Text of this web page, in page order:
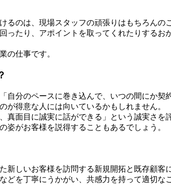
るのは、現場スタッフの頑張りはもちろんの
ったり、アポイントを取ってくれたりするお
の仕事です。
自分のペースに巻き込んで、いつの間にか
が得意な人には向いているかもしれません。
真面目に誠実に話ができる」という誠実さを
姿がお客様を説得することもあるでしょう。
新しいお客様を訪問する新規開拓と既存顧客
どを丁寧にうかがい、共感力を持って適切な